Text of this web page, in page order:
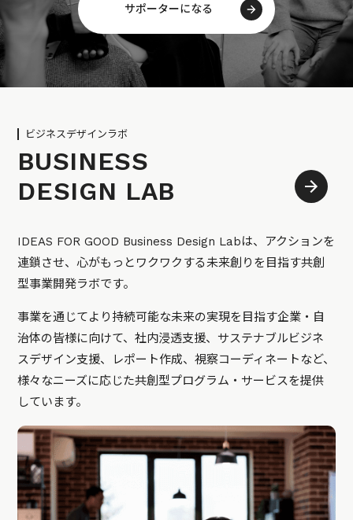
サポーターになる
ビジネスデザインラボ
BUSINESS
DESIGN LAB
IDEAS FOR GOOD Business Design Labは、アクションを
連鎖させ、心がもっとワクワクする未来創りを目指す共創
型事業開発ラボです。
事業を通じてより持続可能な未来の実現を目指す企業・自
治体の皆様に向けて、社内浸透支援、サステナブルビジネ
スデザイン支援、レポート作成、視察コーディネートなど、
様々なニーズに応じた共創型プログラム・サービスを提供
しています。